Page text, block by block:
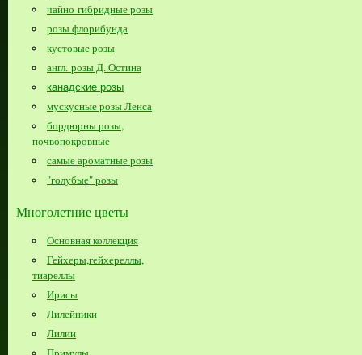
чайно-гибридные розы
розы флорибунда
кустовые розы
англ. розы Д. Остина
канадские розы
мускусные розы Ленса
бордюрны розы,
почвопокровные
самые ароматные розы
"голубые" розы
Многолетние цветы
Основная коллекция
Гейхеры,гейхереллы,
тиареллы
Ирисы
Лилейники
Лилии